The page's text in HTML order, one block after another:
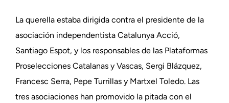
La querella estaba dirigida contra el presidente de la
asociación independentista Catalunya Acció,
Santiago Espot, y los responsables de las Plataformas
Proselecciones Catalanas y Vascas, Sergi Blázquez,
Francesc Serra, Pepe Turrillas y Martxel Toledo. Las
tres asociaciones han promovido la pitada con el